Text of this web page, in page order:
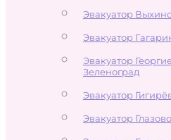
Эвакуатор
Эвакуатор
Эвакуатор
Зеленоград
Эвакуатор
Эвакуатор Глазово